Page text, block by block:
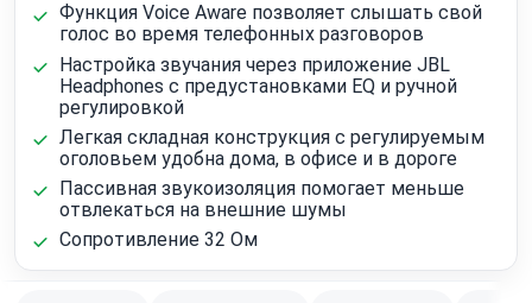
Функция Voice Aware позволяет слышать свой
голос во время телефонных разговоров
Настройка звучания через приложение JBL
Headphones с предустановками EQ и ручной
регулировкой
Легкая складная конструкция с регулируемым
оголовьем удобна дома, в офисе и в дороге
Пассивная звукоизоляция помогает меньше
отвлекаться на внешние шумы
Сопротивление 32 Ом